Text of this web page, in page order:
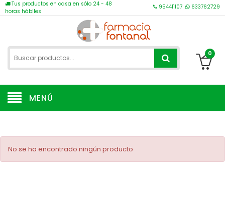
Tus productos en casa en sólo 24 - 48
horas hábiles
954411107 633762729
0
MENÚ
No se ha encontrado ningún producto